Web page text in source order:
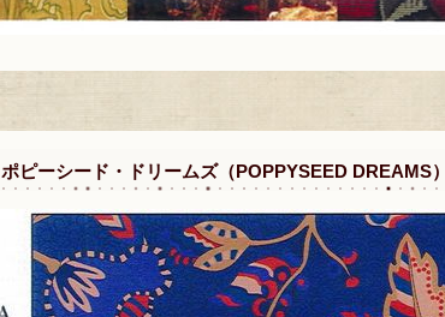
ポピーシード・ドリームズ（POPPYSEED DREAMS